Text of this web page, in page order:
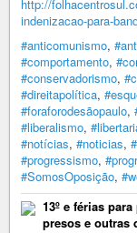
http://
indenizacao-para-
#anticomunismo,
#comportamento,
#conservadorismo,
#direitapolítica,
#foraforodesãopaulo,
#liberalismo,
#notícias, #noticias,
#progressismo,
#SomosOposição,
13º e férias
presos e outras